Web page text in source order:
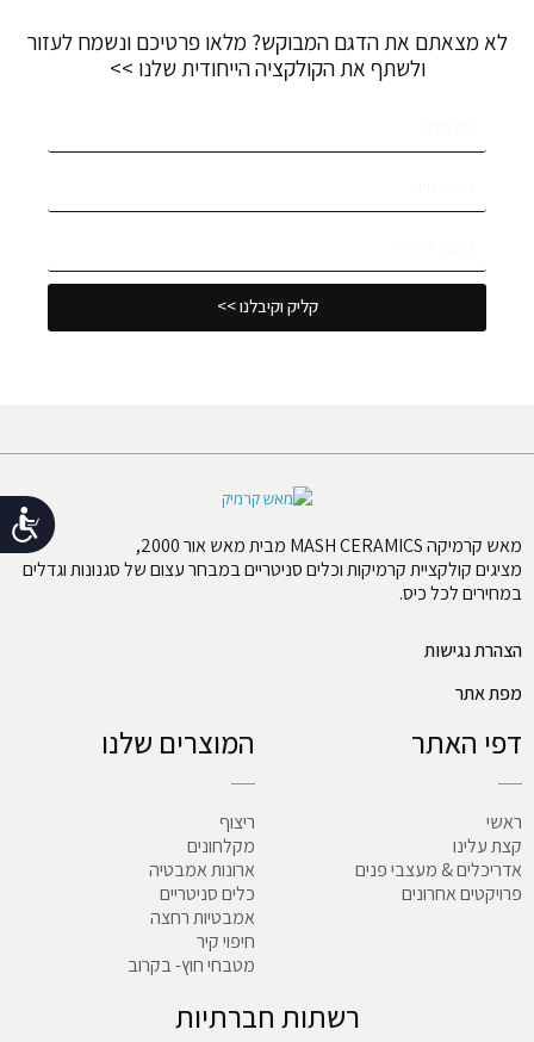
לא מצאתם את הדגם המבוקש? מלאו פרטיכם ונשמח לעזור
ולשתף את הקולקציה הייחודית שלנו >>
קליק וקיבלנו >>
מאש קרמיקה MASH CERAMICS מבית מאש אור 2000,
מציגים קולקציית קרמיקות וכלים סניטריים במבחר עצום של סגנונות וגדלים
במחירים לכל כיס.
הצהרת נגישות
מפת אתר
דפי האתר
ראשי
קצת עלינו
אדריכלים & מעצבי פנים
פרויקטים אחרונים
המוצרים שלנו
ריצוף
מקלחונים
ארונות אמבטיה
כלים סניטריים
אמבטיות רחצה
חיפוי קיר
מטבחי חוץ- בקרוב
רשתות חברתיות